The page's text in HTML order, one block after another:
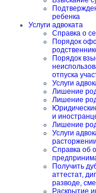
ребенка
Услуги адвоката
Справка о
Порядок
Порядок
отпуска
Услуги
Лишение
Лишение
и
Лишение
Услуги
Справка об
Получить
аттестат,
разводе,
Раскрытие